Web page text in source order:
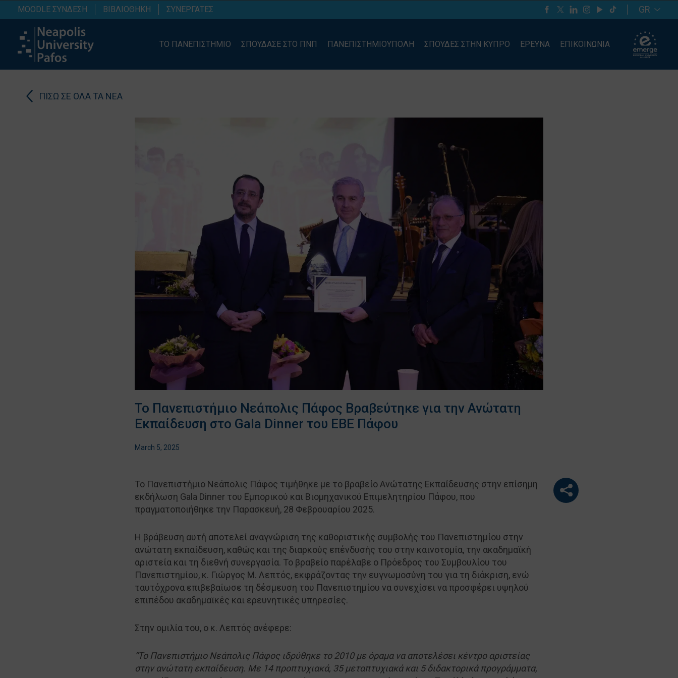
MOODLE ΣΥΝΔΕΣΗ ΒΙΒΛΙΟΘΗΚΗ ΣΥΝΕΡΓΑΤΕΣ GR
ΤΟ ΠΑΝΕΠΙΣΤΗΜΙΟ ΣΠΟΥΔΑΣΕ ΣΤΟ ΠΝΠ ΠΑΝΕΠΙΣΤΗΜΙΟΥΠΟΛΗ ΣΠΟΥΔΕΣ ΣΤΗΝ ΚΥΠΡΟ ΕΡΕΥΝΑ ΕΠΙΚΟΙΝΩΝΙΑ
ΠΙΣΩ ΣΕ ΟΛΑ ΤΑ ΝΕΑ
Το Πανεπιστήμιο Νεάπολις Πάφος Βραβεύτηκε για την Ανώτατη
Εκπαίδευση στο Gala Dinner του ΕΒΕ Πάφου
March 5, 2025
Το Πανεπιστήμιο Νεάπολις Πάφος τιμήθηκε με το βραβείο Ανώτατης Εκπαίδευσης στην επίσημη
εκδήλωση Gala Dinner του Εμπορικού και Βιομηχανικού Επιμελητηρίου Πάφου, που
πραγματοποιήθηκε την Παρασκευή, 28 Φεβρουαρίου 2025.
Η βράβευση αυτή αποτελεί αναγνώριση της καθοριστικής συμβολής του Πανεπιστημίου στην
ανώτατη εκπαίδευση, καθώς και της διαρκούς επένδυσής του στην καινοτομία, την ακαδημαϊκή
αριστεία και τη διεθνή συνεργασία. Το βραβείο παρέλαβε ο Πρόεδρος του Συμβουλίου του
Πανεπιστημίου, κ. Γιώργος Μ. Λεπτός, εκφράζοντας την ευγνωμοσύνη του για τη διάκριση, ενώ
ταυτόχρονα επιβεβαίωσε τη δέσμευση του Πανεπιστημίου να συνεχίσει να προσφέρει υψηλού
επιπέδου ακαδημαϊκές και ερευνητικές υπηρεσίες.
Στην ομιλία του, ο κ. Λεπτός ανέφερε:
“Το Πανεπιστήμιο Νεάπολις Πάφος ιδρύθηκε το 2010 με όραμα να αποτελέσει κέντρο αριστείας
στην ανώτατη εκπαίδευση. Με 14 προπτυχιακά, 35 μεταπτυχιακά και 5 διδακτορικά προγράμματα,